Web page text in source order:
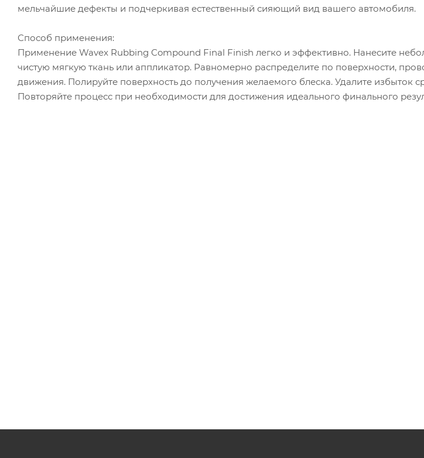
мельчайшие дефекты и подчеркивая естественный сияющий вид вашего автомобиля.
Способ применения:
Применение Wavex Rubbing Compound Final Finish легко и эффективно. Нанесите
чистую мягкую ткань или аппликатор. Равномерно распределите по поверхности,
движения. Полируйте поверхность до получения желаемого блеска. Удалите избыток
Повторяйте процесс при необходимости для достижения идеального финального